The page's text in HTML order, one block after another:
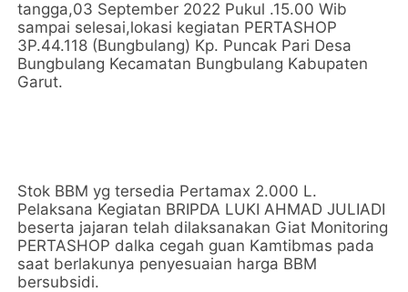
tangga,03 September 2022 Pukul .15.00 Wib
sampai selesai,lokasi kegiatan PERTASHOP
3P.44.118 (Bungbulang) Kp. Puncak Pari Desa
Bungbulang Kecamatan Bungbulang Kabupaten
Garut.
Stok BBM yg tersedia Pertamax 2.000 L.
Pelaksana Kegiatan BRIPDA LUKI AHMAD JULIADI
beserta jajaran telah dilaksanakan Giat Monitoring
PERTASHOP dalka cegah guan Kamtibmas pada
saat berlakunya penyesuaian harga BBM
bersubsidi.